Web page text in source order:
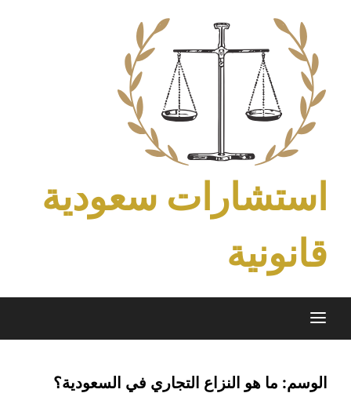
content
استشارات سعودية
قانونية
الوسم: ما هو النزاع التجاري في السعودية؟